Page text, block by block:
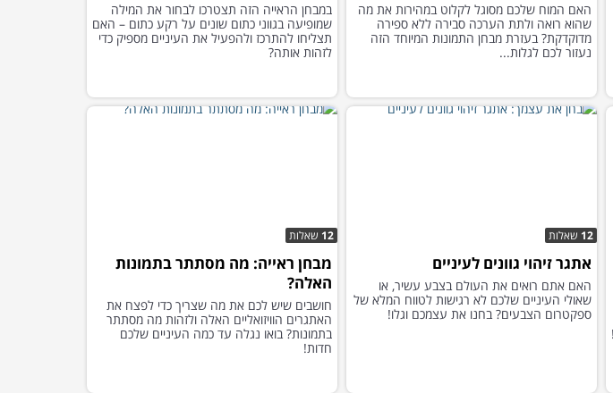
האם המוח שלכם מסוגל לקלוט במהירות את מה
שהוא רואה ולתת הערכה סבירה ללא ספירה
מדוקדקת? בעזרת מבחן התמונות המיוחד הזה
נעזור לכם לגלות...
במבחן הראייה הזה תצטרכו לבחור את המילה
שמופיעה בגווני כתום שונים על רקע כתום – האם
תצליחו להתרכז ולהפעיל את העיניים מספיק כדי
לזהות אותה?
12 שאלות
אתגר זיהוי גוונים לעיניים
האם אתם רואים את העולם בצבע עשיר, או
שאולי העיניים שלכם לא רגישות לטווח המלא של
ספקטרום הצבעים? בחנו את עצמכם וגלו!
12 שאלות
מבחן ראייה: מה מסתתר בתמונות
האלה?
חושבים שיש לכם את מה שצריך כדי לפצח את
האתגרים הוויזואליים האלה ולזהות מה מסתתר
בתמונות? בואו נגלה עד כמה העיניים שלכם
חדות!